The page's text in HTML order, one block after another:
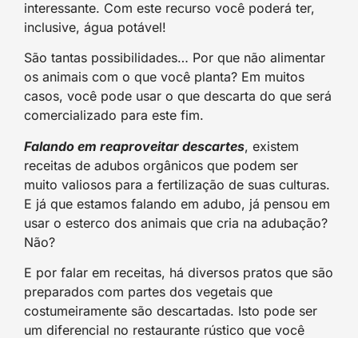
interessante. Com este recurso você poderá ter,
inclusive, água potável!
São tantas possibilidades… Por que não alimentar
os animais com o que você planta? Em muitos
casos, você pode usar o que descarta do que será
comercializado para este fim.
Falando em reaproveitar descartes, existem
receitas de adubos orgânicos que podem ser
muito valiosos para a fertilização de suas culturas.
E já que estamos falando em adubo, já pensou em
usar o esterco dos animais que cria na adubação?
Não?
E por falar em receitas, há diversos pratos que são
preparados com partes dos vegetais que
costumeiramente são descartadas. Isto pode ser
um diferencial no restaurante rústico que você